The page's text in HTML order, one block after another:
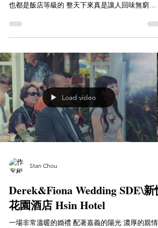
也都是飯店等級的 整天下來真是讓人回味無窮
Photographer｜婚攝安哥拉 Angra Tien...
Load video
Stan Chou
Derek&Fiona Wedding SDE\新悦
花園酒店 Hsin Hotel
一場非常溫暖的婚禮 配著嘉義的陽光 濃厚的親情